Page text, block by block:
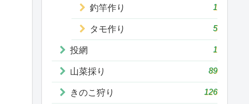
釣竿作り 1
タモ作り 5
投網 1
山菜採り 89
きのこ狩り 126